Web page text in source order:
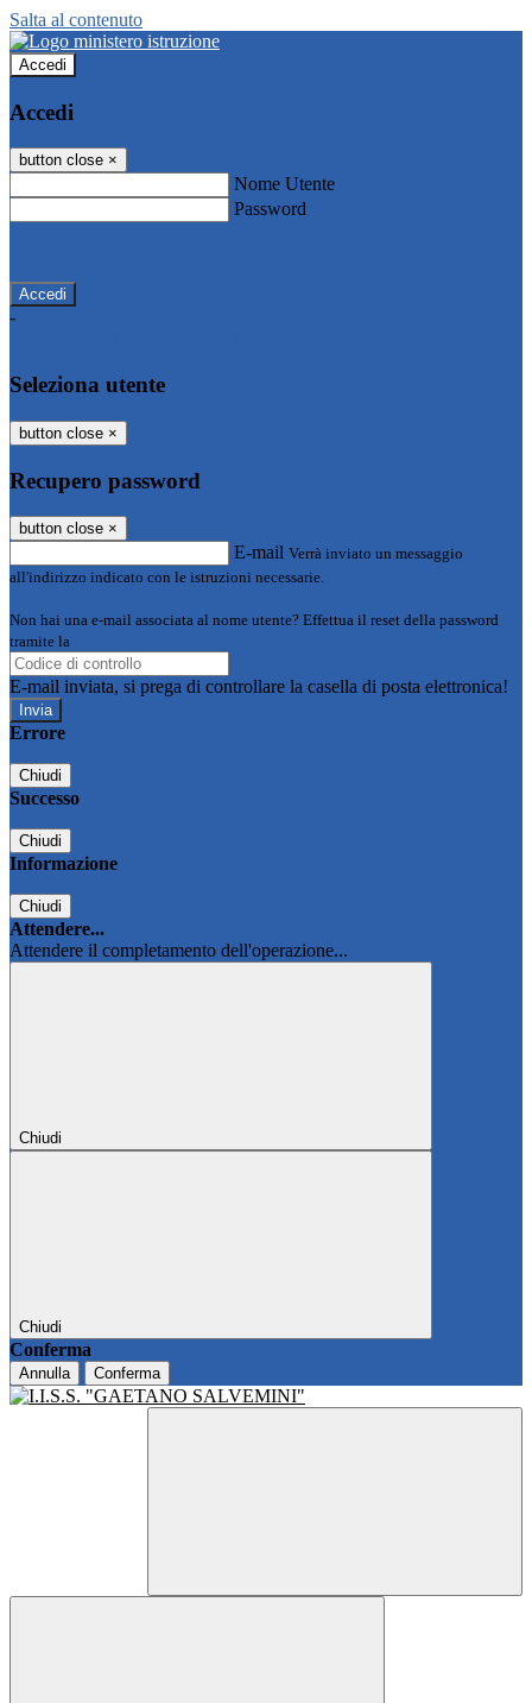
Salta al contenuto
Accedi
Accedi
button close ×
Nome Utente
Password
-
Seleziona utente
button close ×
Recupero password
button close ×
E-mail Verrà inviato un messaggio
all'indirizzo indicato con le istruzioni necessarie.
Non hai una e-mail associata al nome utente? Effettua il reset della password
tramite la
E-mail inviata, si prega di controllare la casella di posta elettronica!
Errore
Chiudi
Successo
Chiudi
Informazione
Chiudi
Attendere...
Attendere il completamento dell'operazione...
Chiudi
Chiudi
Conferma
Annulla Conferma